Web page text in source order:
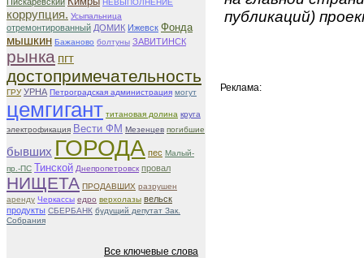
НЕВЫПОЛНЕНИЕ
коррупция. Усыпальница
отремонтированный ДОМИК Ижевск Фонда
мышкин Бажаново болтуны ЗАВИТИНСК
рынка пгт
достопримечательность
ГРУ УРНА Петроградская администрация могут
цемгигант титановая долина круга
электрофикация Вести ФМ Мезенцев погибшие
бывших ГОРОДА пес Малый-
пр.-ПС Тинской Днепропетровск провал
НИЩЕТА ПРОДАВШИХ разрушен
аренду Черкассы едро верхолазы вельск
продукты СБЕРБАНК будущий депутат Зак.
Собрания
Все ключевые слова
публикаций)
Реклама: